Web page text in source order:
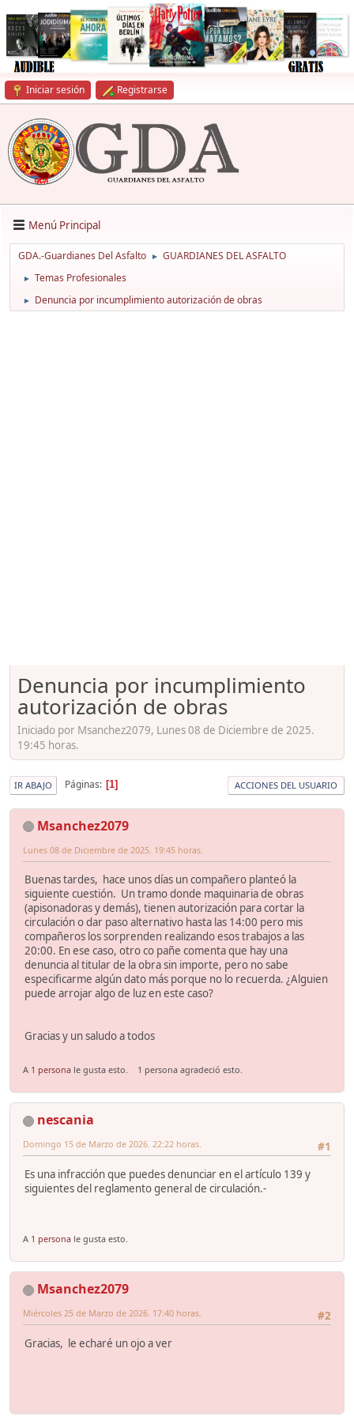
Iniciar sesión Registrarse
Menú Principal
GDA.-Guardianes Del Asfalto ► GUARDIANES DEL ASFALTO
► Temas Profesionales
► Denuncia por incumplimiento autorización de obras
Denuncia por incumplimiento
autorización de obras
Iniciado por Msanchez2079, Lunes 08 de Diciembre de 2025.
19:45 horas.
IR ABAJO Páginas 1 ACCIONES DEL USUARIO
Msanchez2079
Lunes 08 de Diciembre de 2025. 19:45 horas.
Buenas tardes, hace unos días un compañero planteó la
siguiente cuestión. Un tramo donde maquinaria de obras
(apisonadoras y demás), tienen autorización para cortar la
circulación o dar paso alternativo hasta las 14:00 pero mis
compañeros los sorprenden realizando esos trabajos a las
20:00. En ese caso, otro co pañe comenta que hay una
denuncia al titular de la obra sin importe, pero no sabe
especificarme algún dato más porque no lo recuerda. ¿Alguien
puede arrojar algo de luz en este caso?
Gracias y un saludo a todos
A 1 persona le gusta esto. 1 persona agradeció esto.
nescania
#1
Domingo 15 de Marzo de 2026. 22:22 horas.
Es una infracción que puedes denunciar en el artículo 139 y
siguientes del reglamento general de circulación.-
A 1 persona le gusta esto.
Msanchez2079
#2
Miércoles 25 de Marzo de 2026. 17:40 horas.
Gracias, le echaré un ojo a ver